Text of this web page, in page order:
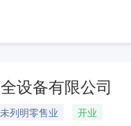
设备有限公司
列明零售业
开业